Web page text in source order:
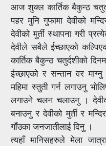
आज शुक्ल कार्तिक बैकुन्ठ
पहर मुनि गुफामा देवीको
देवीको मुर्ती स्थापना गरी
देवीले सबैले ईच्छाएको
कार्तिक बैकुन्ठ चतुर्दशीको
ईच्छाएको र सन्तान वर माग्नु
महिमा स्तुती गर्न लगाउनु
लगाउने चलन चलाउनु ।
बनाउनु र देवीको मुर्ती र
गाँउका जनजातीलाई दिनु ।
त्यहाँ मानिसहरुले मेला